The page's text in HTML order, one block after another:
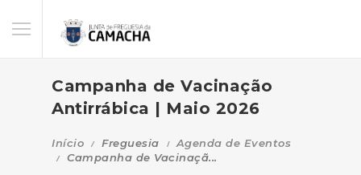
Campanha de Vacinação
Antirrábica | Maio 2026
Início Freguesia
Agenda de Eventos
Campanha de Vacinaçã...